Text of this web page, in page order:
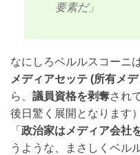
要素だ」
なにしろベルルスコーニ
メディアセッテ (所有メ
ら、 議員資格を剥奪され
後日驚く展開となります
「 政治家はメディア会社
うような、まさしくベル